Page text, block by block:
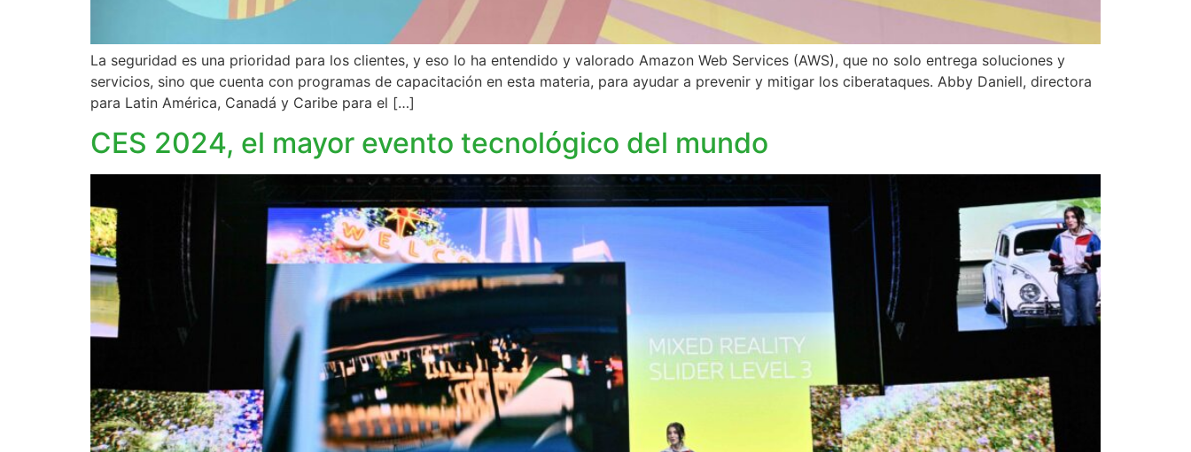
La seguridad es una prioridad para los clientes, y eso lo ha entendido y valorado Amazon Web Services (AWS), que no solo entrega soluciones y
servicios, sino que cuenta con programas de capacitación en esta materia, para ayudar a prevenir y mitigar los ciberataques. Abby Daniell, directora
para Latin América, Canadá y Caribe para el […]
CES 2024, el mayor evento tecnológico del mundo